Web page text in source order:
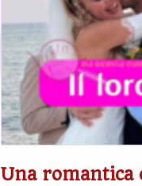
Una